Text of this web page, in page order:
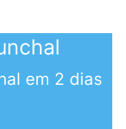
em 2 dias